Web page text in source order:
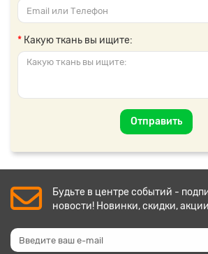
Какую ткань вы ищите:
Отправить
Будьте в центре событий -
новости! Новинки, скидки,